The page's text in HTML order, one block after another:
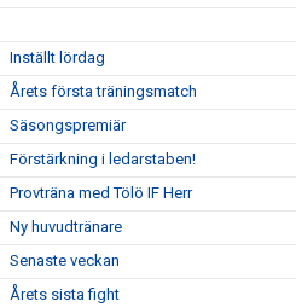
Inställt lördag
Årets första träningsmatch
Säsongspremiär
Förstärkning i ledarstaben!
Provträna med Tölö IF Herr
Ny huvudtränare
Senaste veckan
Årets sista fight